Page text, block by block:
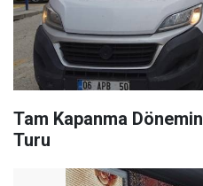
Tam Kapanma
Turu